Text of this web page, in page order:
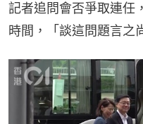
記者追問會否爭取連任
時間，「談這問題言之